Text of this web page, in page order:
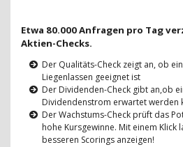
Etwa 80.000 Anfragen pro Tag
Aktien-Checks.
Der Qualitäts-Check zeigt an, ob
Liegenlassen geeignet ist
Der Dividenden-Check gibt an,ob
Dividendenstrom erwartet werden
Der Wachstums-Check prüft das
hohe Kursgewinne. Mit einem Klick
besseren Scorings anzeigen!